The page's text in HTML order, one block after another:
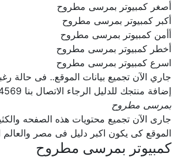
أصغر كمبيوتر بمرسى مطروح
أكبر كمبيوتر بمرسى مطروح
أأمن كمبيوتر بمرسى مطروح
أخطر كمبيوتر بمرسى مطروح
اسرع كمبيوتر بمرسى مطروح
جاري الآن تجميع بيانات الموقع.. فى حالة
إضافة منتجك للدليل الرجاء الاتصال بنا 20237624569
بمرسى مطروح
جارى الآن تجميع محتويات هذه الصفحه
الموقع كى يكون اكبر دليل فى مصر والعالم
كمبيوتر بمرسى مطروح